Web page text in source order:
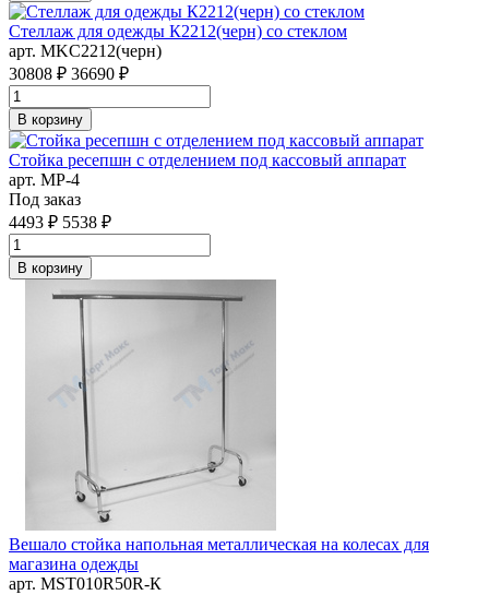
Стеллаж для одежды К2212(черн) со стеклом
арт. MKC2212(черн)
30808 ₽ 36690 ₽
В корзину
Стойка ресепшн с отделением под кассовый аппарат
арт. MР-4
Под заказ
4493 ₽ 5538 ₽
В корзину
Вешало стойка напольная металлическая на колесах для
магазина одежды
арт. MST010R50R-К